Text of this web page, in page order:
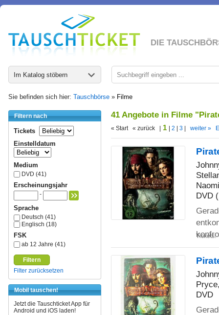
DIE
Im Katalog stöbern
Sie befinden sich hier: Tauschbörse » Filme
Filtern nach
Tickets
Einstelldatum
Medium
DVD (41)
Erscheinungsjahr
-
Sprache
Deutsch (41)
Englisch (18)
FSK
ab 12 Jahre (41)
Filtern
Filter zurücksetzen
Mobil tauschen!
Jetzt die Tauschticket App für
Android und iOS laden!
41 Angebote in Filme
« Start « zurück | 1 2 3 weiter »
DVD
Tickets:
DVD